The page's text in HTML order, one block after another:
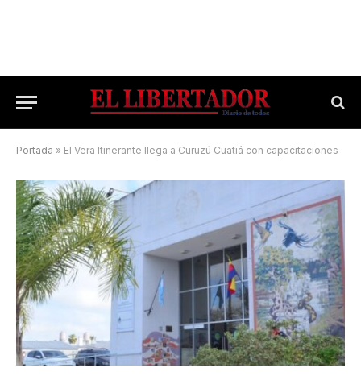
Portada » El Vera Itinerante llega a Curuzú Cuatiá con capacitaciones